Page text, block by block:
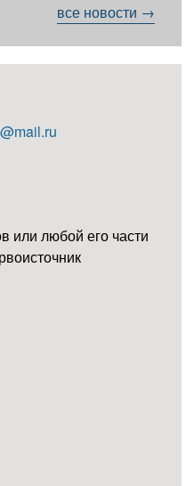
все новости →
или любой его части